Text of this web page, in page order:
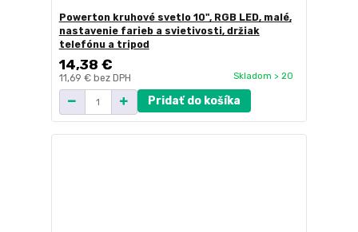
Powerton kruhové svetlo 10", RGB LED, malé,
nastavenie farieb a svietivosti, držiak
telefónu a tripod
14,38 €
11,69 € bez DPH Skladom > 20
Pridať do košíka